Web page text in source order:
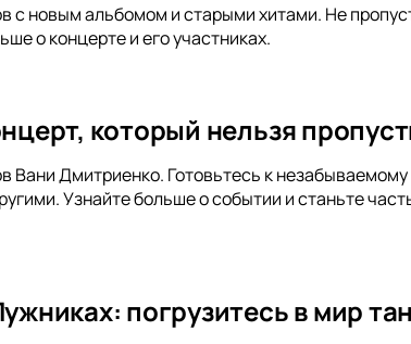
с новым альбомом и старыми хитами. Не
о концерте и его участниках.
который нельзя
Вани Дмитриенко. Готовьтесь к
Узнайте больше о событии и станьте
погрузитесь в мир